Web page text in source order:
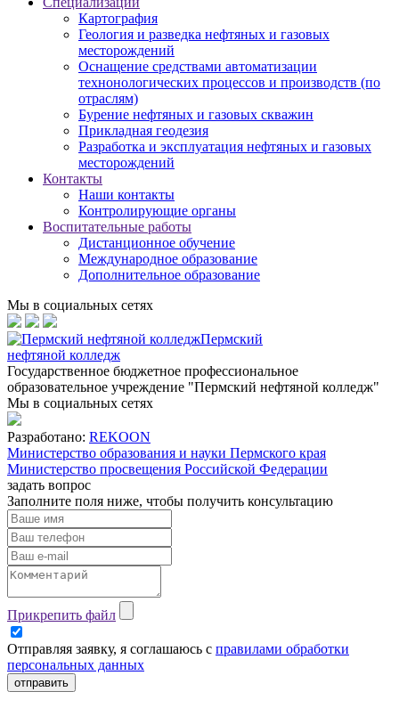
Картография
Геология и разведка нефтяных и газовых
месторождений
Оснащение средствами автоматизации
технонологических процессов и производств (по
отраслям)
Бурение нефтяных и газовых скважин
Прикладная геодезия
Разработка и эксплуатация нефтяных и газовых
месторождений
Контакты
Наши контакты
Контролирующие органы
Воспитательные работы
Дистанционное обучение
Международное образование
Дополнительное образование
Мы в социальных сетях
Пермский
нефтяной колледж
Государственное бюджетное профессиональное
образовательное учреждение "Пермский нефтяной колледж"
Мы в социальных сетях
Разработано: REKOON
Министерство образования и науки Пермского края
Министерство просвещения Российской Федерации
задать вопрос
Заполните поля ниже, чтобы получить консультацию
Прикрепить файл
Отправляя заявку, я соглашаюсь с правилами обработки
персональных данных
отправить